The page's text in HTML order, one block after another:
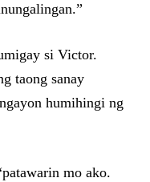
si Victor.
taong sanay
humihingi ng
mo ako.